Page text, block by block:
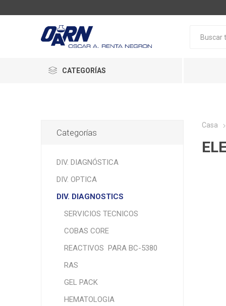
CATEGORÍAS
Casa
Categorías
DIV. DIAGNÓSTICA
DIV. OPTICA
DIV. DIAGNOSTICS
SERVICIOS TECNICOS
COBAS CORE
REACTIVOS PARA BC-5380
RAS
GEL PACK
HEMATOLOGIA